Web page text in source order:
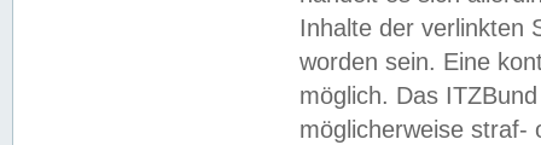
Inhalte der verlinkten
worden sein. Eine
möglich. Das
möglicherweise straf-